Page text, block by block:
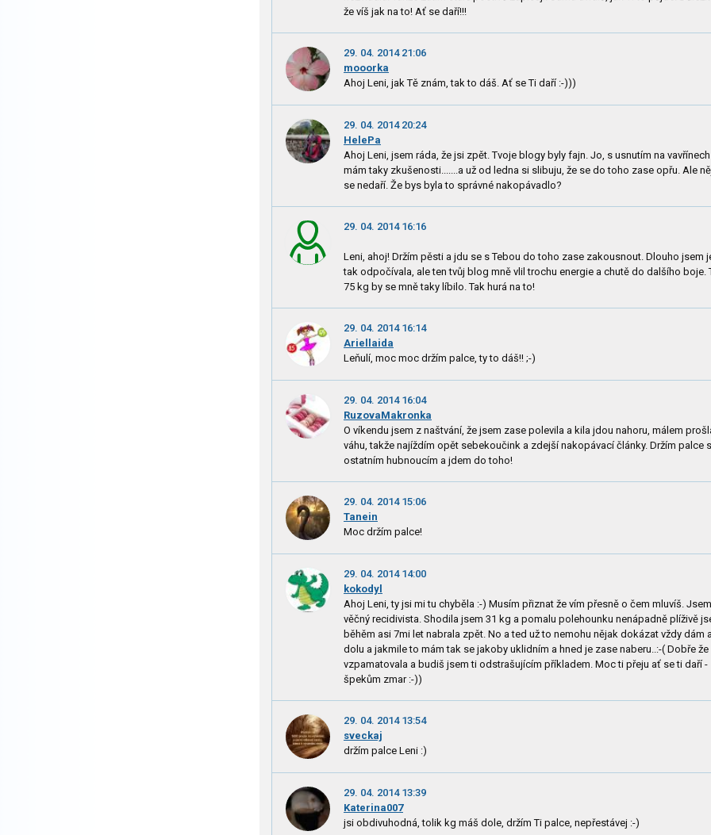
že víš jak na to! Ať se daří!!!
29. 04. 2014 21:06
mooorka
Ahoj Leni, jak Tě znám, tak to dáš. Ať se Ti daří :-)))
29. 04. 2014 20:24
HelePa
Ahoj Leni, jsem ráda, že jsi zpět. Tvoje blogy byly fajn. Jo, s usnutím na vavřínech
mám taky zkušenosti.......a už od ledna si slibuju, že se do toho zase opřu. Ale
se nedaří. Že bys byla to správné nakopávadlo?
29. 04. 2014 16:16
Leni, ahoj! Držím pěsti a jdu se s Tebou do toho zase zakousnout. Dlouho jsem
tak odpočívala, ale ten tvůj blog mně vlil trochu energie a chutě do dalšího boje.
75 kg by se mně taky líbilo. Tak hurá na to!
29. 04. 2014 16:14
Ariellaida
Leňulí, moc moc držím palce, ty to dáš!! ;-)
29. 04. 2014 16:04
RuzovaMakronka
O víkendu jsem z naštvání, že jsem zase polevila a kila jdou nahoru, málem
váhu, takže najíždím opět sebekoučink a zdejší nakopávací články. Držím palce
ostatním hubnoucím a jdem do toho!
29. 04. 2014 15:06
Tanein
Moc držím palce!
29. 04. 2014 14:00
kokodyl
Ahoj Leni, ty jsi mi tu chyběla :-) Musím přiznat že vím přesně o čem mluvíš.
věčný recidivista. Shodila jsem 31 kg a pomalu polehounku nenápadně plíživě
běhěm asi 7mi let nabrala zpět. No a ted už to nemohu nějak dokázat vždy dám
dolu a jakmile to mám tak se jakoby uklidním a hned je zase naberu..:-( Dobře že
vzpamatovala a budiš jsem ti odstrašujícím příkladem. Moc ti přeju ať se ti daří -
špekům zmar :-))
29. 04. 2014 13:54
sveckaj
držím palce Leni :)
29. 04. 2014 13:39
Katerina007
jsi obdivuhodná, tolik kg máš dole, držím Ti palce, nepřestávej :-)